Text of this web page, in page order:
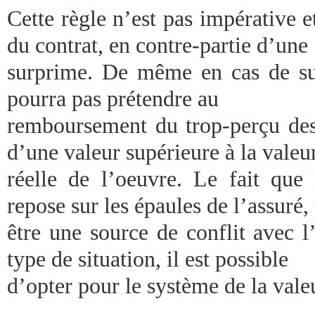
Cette règle n’est pas impérative
du contrat, en contre-partie d’une
surprime. De même en cas de
pourra pas prétendre au
remboursement du trop-perçu
d’une valeur supérieure à la
réelle de l’oeuvre. Le fait que
repose sur les épaules de
être une source de conflit avec
type de situation, il est possible
d’opter pour le système de la